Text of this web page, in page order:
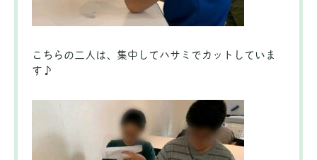
こちらの二人は、集中してハサミでカットしていま
す♪